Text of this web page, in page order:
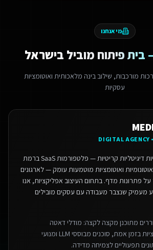
מי אנחנו
בית פיתוח מוביל בישראל
מורכבות, שילוב בינה מלאכותית ואוטומציות
עסקיות
DIGITAL AGENCY
בונה תשתיות דיגיטליות קריטיות — פלטפורמות SaaS ברמת
פרודקשן, מערכות AI אוטונומיות ואוטומציות מוטמעות עומק — לארגונים
פתרונות מדף. בתחום העיצוב אפליקציות, אנו
וידע מעמיק שנצבר מעבודה עם עסקים מובילים
מתוכנן מקצה לקצה: מודלי דאטה
סקיילאביליים, אינטגרציות בזמן אמת, סוכנים מבוססי LLM ומנועי
תפעוליים לצמיחה מדידה.